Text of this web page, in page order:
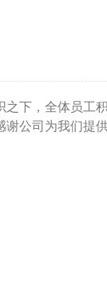
下，全体员工
公司为我们提